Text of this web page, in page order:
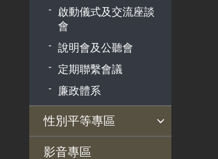
啟動儀式及交流座談
會
說明會及公聽會
定期聯繫會議
廉政體系
性別平等專區
性別平等工作小組
宣傳事項
性別平等推動計畫
性別平等統計分析
性別平等影響評估
性騷擾防治
相關網站
影音專區